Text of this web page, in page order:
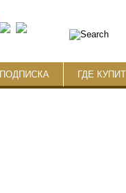
ПОДПИСКА ГДЕ